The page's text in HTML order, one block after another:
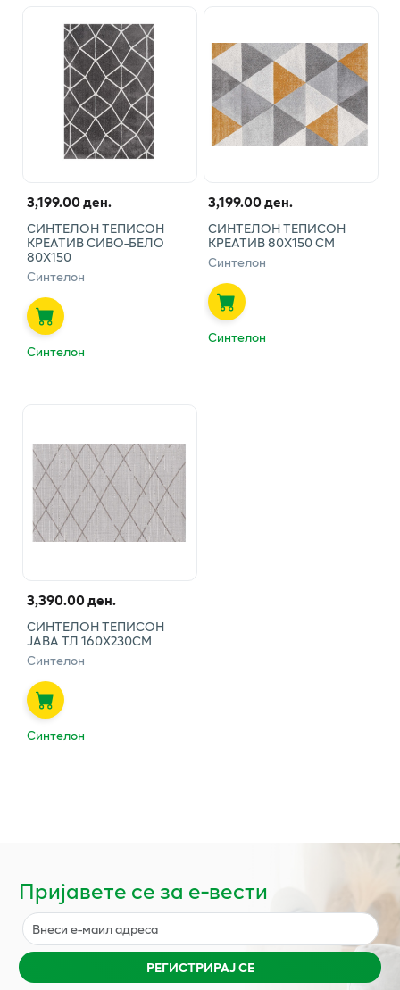
3,199.00 ден.
СИНТЕЛОН ТЕПИСОН
КРЕАТИВ СИВО-БЕЛО
80Х150
Синтелон
Синтелон
3,199.00 ден.
СИНТЕЛОН ТЕПИСОН
КРЕАТИВ 80Х150 СМ
Синтелон
Синтелон
3,390.00 ден.
СИНТЕЛОН ТЕПИСОН
ЈАВА ТЛ 160Х230СМ
Синтелон
Синтелон
Пријавете се за е-вести
РЕГИСТРИРАЈ СЕ